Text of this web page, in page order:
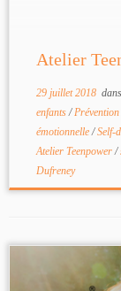
Atelier
29 juillet 2018
enfants/Prévention
émotionnelle/Self-
Atelier Teenpower/
Dufreney